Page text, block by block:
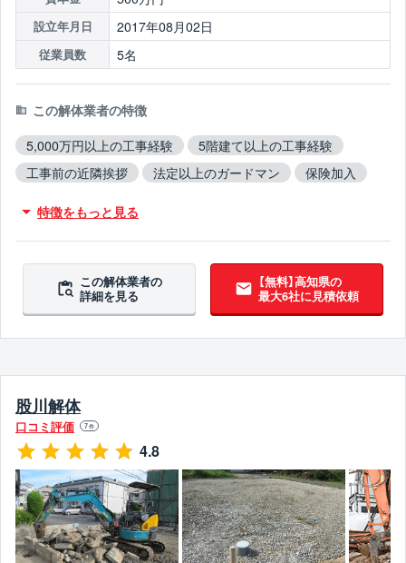
設立年月日 2017年08月02日
従業員数 5名
この解体業者の特徴
5,000万円以上の工事経験
5階建て以上の工事経験
工事前の近隣挨拶
法定以上のガードマン
保険加入
造成工事対応
10年以上無事故
10年以上無違反
翌営業日までに連絡
特徴をもっと見る
この解体業者の
詳細を見る
【無料】高知県の
最大6社に見積依頼
股川解体
口コミ評価 7件
4.8